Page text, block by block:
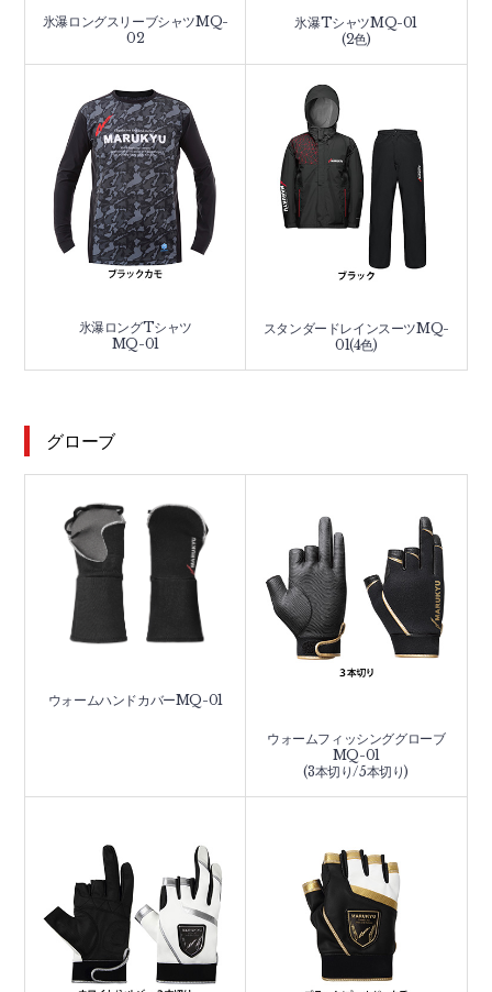
氷瀑ロングスリーブシャツMQ-
02
氷瀑TシャツMQ-01
(2色)
氷瀑ロングTシャツ
MQ-01
スタンダードレインスーツMQ-
01(4色)
グローブ
ウォームハンドカバーMQ-01
ウォームフィッシンググローブ
MQ-01
(3本切り/5本切り)